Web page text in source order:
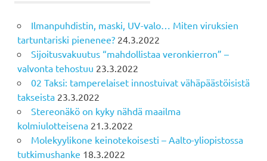
Ilmanpuhdistin, maski, UV-valo… Miten viruksien
tartuntariski pienenee? 24.3.2022
Sijoitusvakuutus “mahdollistaa veronkierron” –
valvonta tehostuu 23.3.2022
02 Taksi: tamperelaiset innostuivat vähäpäästöisistä
takseista 23.3.2022
Stereonäkö on kyky nähdä maailma
kolmiulotteisena 21.3.2022
Molekyylikone keinotekoisesti – Aalto-yliopistossa
tutkimushanke 18.3.2022